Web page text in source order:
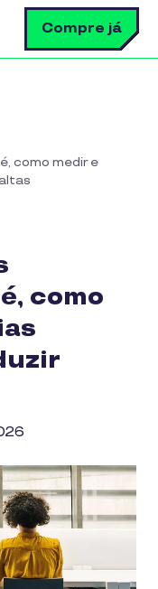
Compre já
como medir e
como